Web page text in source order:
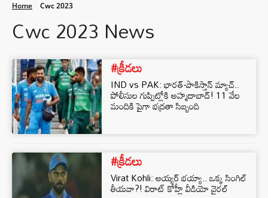
Home Cwc 2023
Cwc 2023 News
#క్రీడలు
IND vs PAK: భారత్-పాకిస్తాన్ మ్యాచ్..
పోలీసుల గుప్పిట్లోకి అహ్మదాబాద్! 11 వేల
మందికి పైగా భద్రతా సిబ్బంది
#క్రీడలు
Virat Kohli: అయ్యర్‌ భయ్యా.. ఒక్క సింగిల్
తీయవా?! విరాట్ కోహ్లీ వీడియో వైరల్